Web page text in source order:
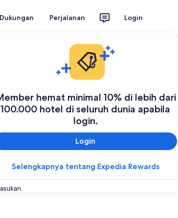
Dukungan Perjalanan Login
hemat minimal 10% di lebih dari
100.000 hotel di seluruh dunia apabila
login.
Login
Selengkapnya tentang Expedia Rewards